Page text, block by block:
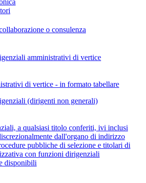
o consulenza
amministrativi di vertice
di vertice - in formato tabellare
(dirigenti non generali)
a qualsiasi titolo conferiti, ivi inclusi
dall'organo di indirizzo
pubbliche di selezione e titolari di
con funzioni dirigenziali
disponibili